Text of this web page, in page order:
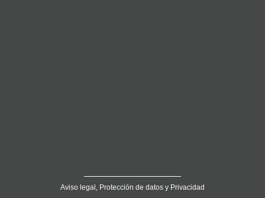
Aviso legal, Protección de datos y Privacidad